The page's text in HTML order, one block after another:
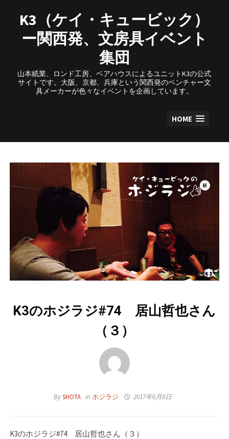
content
K3（ケイ・キュービック）
ー関西発、文房具イベント
集団
山本紙業、ロンド工房、ベアハウスによるユニットK3の公式
サイトです。大阪、京都、兵庫という関西発のベンチャー文
具メーカーが色々なイベントを企画しています。
HOME
K3のホジラジ#74 居山哲也さん
（３）
BySHOTA inホジラジ 2017年6月8日
K3のホジラジ#74 居山哲也さん（３）